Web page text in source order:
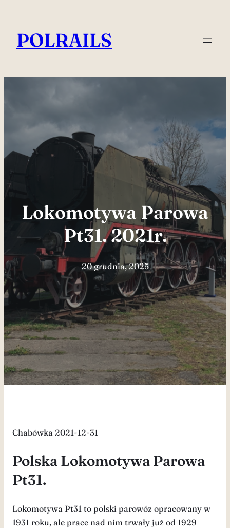
treściPOLRAILS
Lokomotywa Parowa
Pt31. 2021r.
20 grudnia, 2025
Chabówka 2021-12-31
Polska Lokomotywa Parowa
Pt31.
Lokomotywa Pt31 to polski parowóz opracowany w
1931 roku, ale prace nad nim trwały już od 1929